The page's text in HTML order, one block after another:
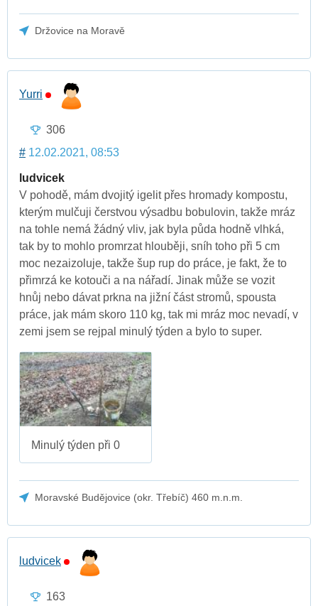
Držovice na Moravě
Yurri
306
# 12.02.2021, 08:53
ludvicek
V pohodě, mám dvojitý igelit přes hromady kompostu,
kterým mulčuji čerstvou výsadbu bobulovin, takže mráz
na tohle nemá žádný vliv, jak byla půda hodně vlhká,
tak by to mohlo promrzat hlouběji, sníh toho při 5 cm
moc nezaizoluje, takže šup rup do práce, je fakt, že to
přimrzá ke kotouči a na nářadí. Jinak může se vozit
hnůj nebo dávat prkna na jižní část stromů, spousta
práce, jak mám skoro 110 kg, tak mi mráz moc nevadí, v
zemi jsem se rejpal minulý týden a bylo to super.
Minulý týden při 0
Moravské Budějovice (okr. Třebíč) 460 m.n.m.
ludvicek
163